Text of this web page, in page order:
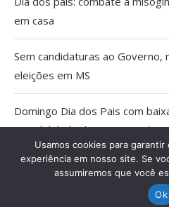
em casa
Sem candidaturas ao Governo,
eleições em MS
Domingo Dia dos Pais com
possibilidade de tempestade
Agosto Lilás: Caminhada e
20 anos da Lei Maria da Penha
Usamos cookies para
experiência em nosso site. Se
assumiremos que você
Ok